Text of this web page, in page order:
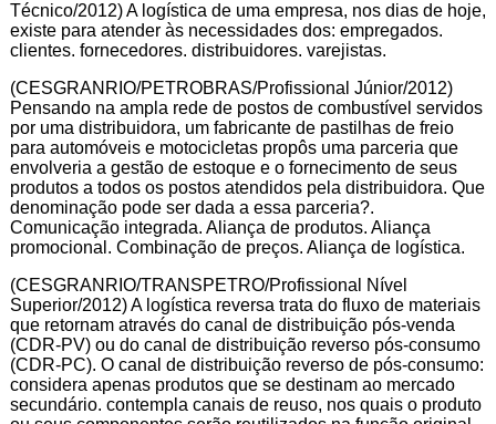
Técnico/2012) A logística de uma empresa, nos dias de hoje,
existe para atender às necessidades dos: empregados.
clientes. fornecedores. distribuidores. varejistas.
(CESGRANRIO/PETROBRAS/Profissional Júnior/2012)
Pensando na ampla rede de postos de combustível servidos
por uma distribuidora, um fabricante de pastilhas de freio
para automóveis e motocicletas propôs uma parceria que
envolveria a gestão de estoque e o fornecimento de seus
produtos a todos os postos atendidos pela distribuidora. Que
denominação pode ser dada a essa parceria?.
Comunicação integrada. Aliança de produtos. Aliança
promocional. Combinação de preços. Aliança de logística.
(CESGRANRIO/TRANSPETRO/Profissional Nível
Superior/2012) A logística reversa trata do fluxo de materiais
que retornam através do canal de distribuição pós-venda
(CDR-PV) ou do canal de distribuição reverso pós-consumo
(CDR-PC). O canal de distribuição reverso de pós-consumo:
considera apenas produtos que se destinam ao mercado
secundário. contempla canais de reuso, nos quais o produto